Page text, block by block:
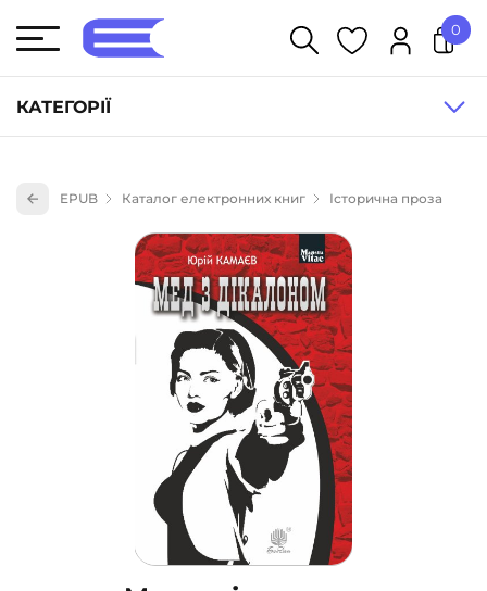
КАТЕГОРІЇ
Книги для дітей (835)
Книги для підлітків (240)
Науково-популярна література (1015)
Навчальна література та посібники (527)
Енциклопедії, довідники, словники (55)
Подарункові сертифікати (1)
0
EPUB Каталог електронних книг Історична проза